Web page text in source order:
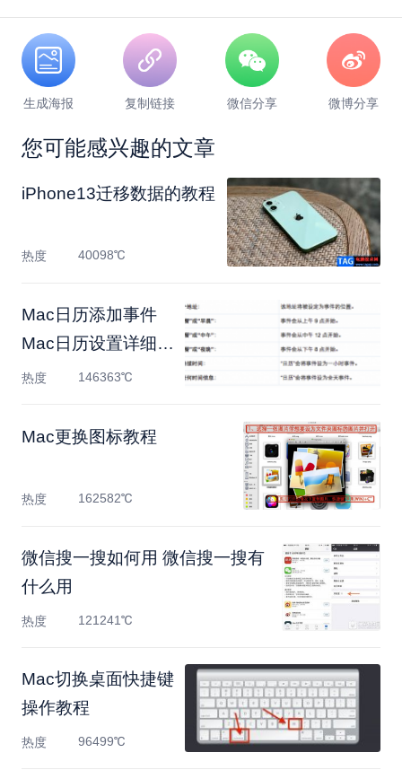
生成海报 复制链接 微信分享 微博分享
您可能感兴趣的文章
​iPhone13迁移数据的教程
热度 40098℃
Mac日历添加事件
Mac日历设置详细教
程
热度 146363℃
Mac更换图标教程
热度 162582℃
微信搜一搜如何用 微信搜一搜有
什么用
热度 121241℃
Mac切换桌面快捷键
操作教程
热度 96499℃